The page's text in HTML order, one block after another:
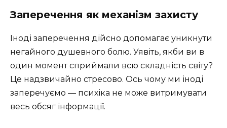
Заперечення як механізм захисту
Іноді заперечення дійсно допомагає уникнути
негайного душевного болю. Уявіть, якби ви в
один момент сприймали всю складність світу?
Це надзвичайно стресово. Ось чому ми іноді
заперечуємо — психіка не може витримувати
весь обсяг інформації.